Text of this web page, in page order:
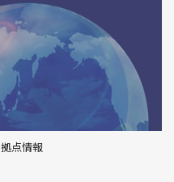
拠点情報